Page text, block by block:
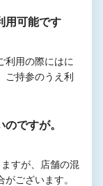
用可能です
利用の際にはに
ご持参のうえ利
ですが。
すが、店舗の混
ございます。